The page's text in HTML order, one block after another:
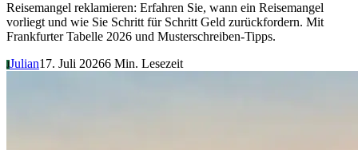
Reisemangel reklamieren: Erfahren Sie, wann ein Reisemangel
vorliegt und wie Sie Schritt für Schritt Geld zurückfordern. Mit
Frankfurter Tabelle 2026 und Musterschreiben-Tipps.
JJulian17. Juli 20266 Min. Lesezeit